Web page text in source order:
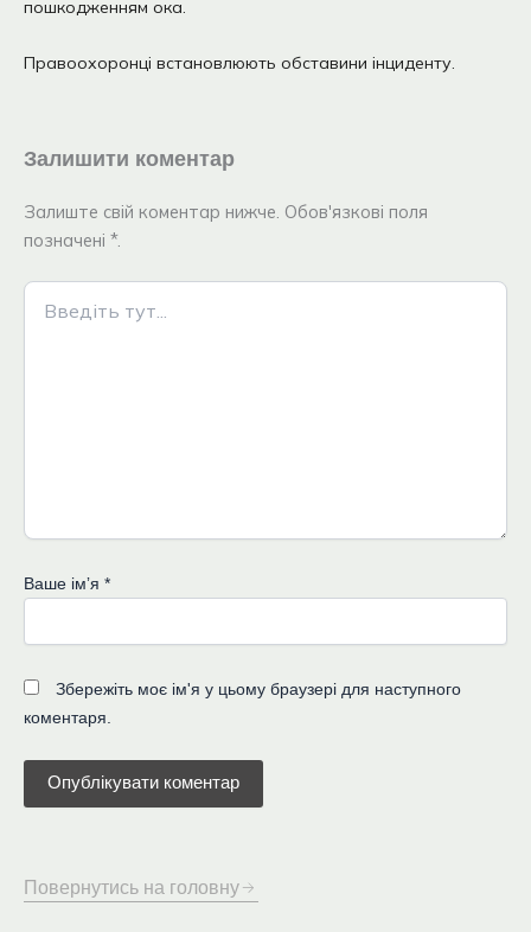
пошкодженням ока.
Правоохоронці встановлюють обставини інциденту.
Залишити коментар
Залиште свій коментар нижче. Обов'язкові поля
позначені *.
Введіть
тут...
Ваше імʼя *
Збережіть моє ім'я у цьому браузері для наступного
коментаря.
Повернутись на головну